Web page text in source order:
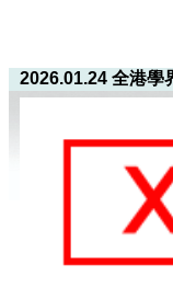
2026.01.24 全港學